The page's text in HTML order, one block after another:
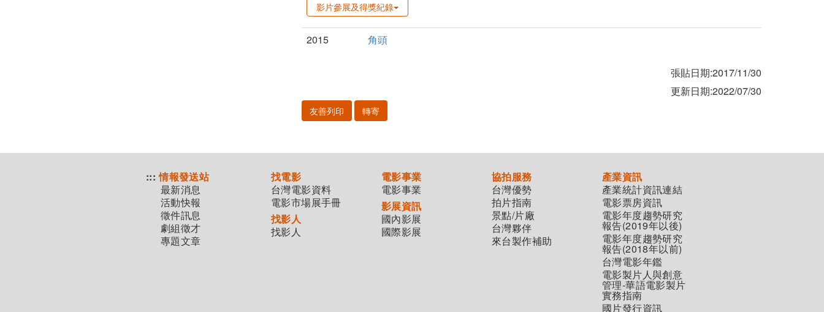
影片參展及得獎紀錄
2015 角頭
張貼日期:2017/11/30
更新日期:2022/07/30
友善列印 轉寄
::: 情報發送站
最新消息
活動快報
徵件訊息
劇組徵才
專題文章
找電影
台灣電影資料
電影市場展手冊
找影人
找影人
電影事業
電影事業
影展資訊
國內影展
國際影展
協拍服務
台灣優勢
拍片指南
景點/片廠
台灣夥伴
來台製作補助
產業資訊
產業統計資訊連結
電影票房資訊
電影年度趨勢研究
報告(2019年以後)
電影年度趨勢研究
報告(2018年以前)
台灣電影年鑑
電影製片人與創意
管理-華語電影製片
實務指南
國片發行資訊